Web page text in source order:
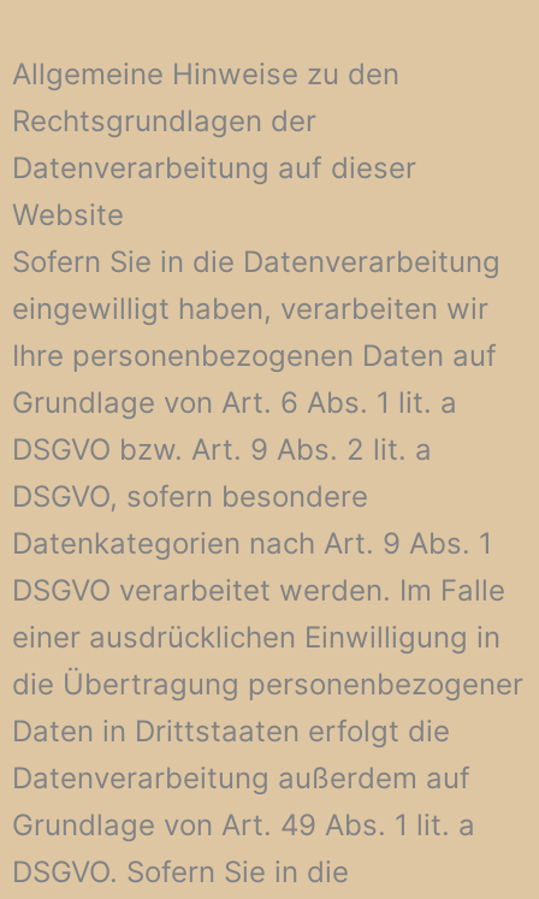
Allgemeine Hinweise zu den
Rechtsgrundlagen der
Datenverarbeitung auf dieser
Website
Sofern Sie in die Datenverarbeitung
eingewilligt haben, verarbeiten wir
Ihre personenbezogenen Daten auf
Grundlage von Art. 6 Abs. 1 lit. a
DSGVO bzw. Art. 9 Abs. 2 lit. a
DSGVO, sofern besondere
Datenkategorien nach Art. 9 Abs. 1
DSGVO verarbeitet werden. Im Falle
einer ausdrücklichen Einwilligung in
die Übertragung personenbezogener
Daten in Drittstaaten erfolgt die
Datenverarbeitung außerdem auf
Grundlage von Art. 49 Abs. 1 lit. a
DSGVO. Sofern Sie in die